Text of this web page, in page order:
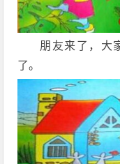
朋友来了，大
了。